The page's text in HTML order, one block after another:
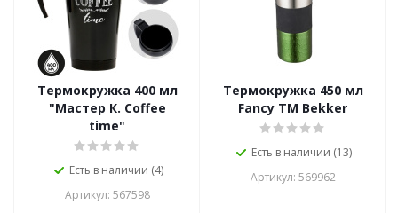
Термокружка 400 мл
"Мастер К. Coffee
time"
Есть в наличии (4)
Артикул: 567598
Термокружка 450 мл
Fancy ТМ Bekker
Есть в наличии (13)
Артикул: 569962